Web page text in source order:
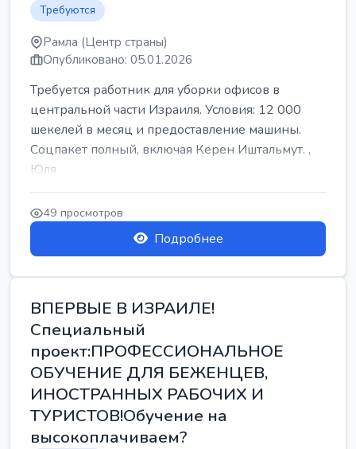
Требуются
Рамла (Центр страны)
Опубликовано: 05.01.2026
Требуется работник для уборки офисов в
центральной части Израиля. Условия: 12 000
шекелей в месяц и предоставление машины.
Соцпакет полный, включая Керен Иштальмут. ,
Юля
49 просмотров
Подробнее
ВПЕРВЫЕ В ИЗРАИЛЕ!
Специальный
проект:ПРОФЕССИОНАЛЬНОЕ
ОБУЧЕНИЕ ДЛЯ БЕЖЕНЦЕВ,
ИНОСТРАННЫХ РАБОЧИХ И
ТУРИСТОВ!Обучение на
высокоплачиваем?